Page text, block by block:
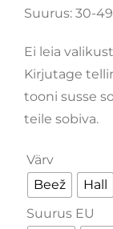
Suurus: 30-49
Ei leia
Kirjutage
tooni susse
teile sobiva.
Värv
Beež Hall
Suurus EU